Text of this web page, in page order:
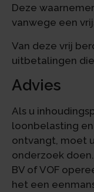
Deze
vanwege een
Van deze vrij
uitbetalingen
Advies
Als u
loonbelasting
ontvangt, moet
onderzoek
BV of VOF
het een